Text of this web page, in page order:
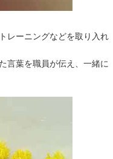
レーニングなどを取り入れ
言葉を職員が伝え、一緒に